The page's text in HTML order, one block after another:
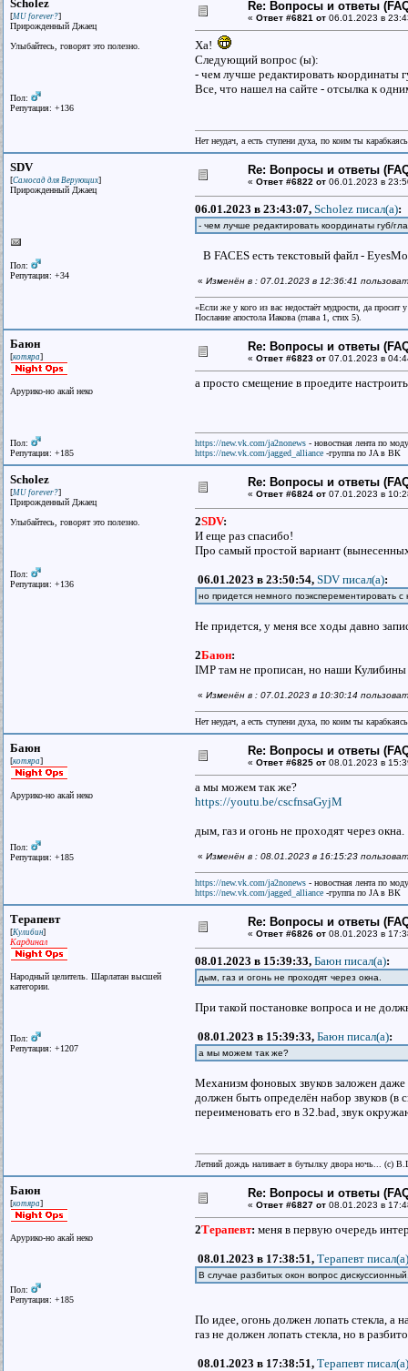
Scholez
[MU forever?]
Прирожденный Джаец
Улыбайтесь, говорят это полезно.
Пол:
Репутация: +136
Re: Вопросы и ответы
« Ответ #6821 от 06.01.2023 в
Ха!
Следующий вопрос (ы):
- чем лучше редактировать координаты
Все, что нашел на сайте - отсылка к
Нет неудач, а есть ступени духа, по коим ты
SDV
[Самосад для Верующих]
Прирожденный Джаец
Пол:
Репутация: +34
Re: Вопросы и ответы
« Ответ #6822 от 06.01.2023 в
06.01.2023 в 23:43:07, Scholez писал(a):
- чем лучше редактировать координаты губ/
В FACES есть текстовый файл -
« Изменён в : 07.01.2023 в 12:36:41
«Если же у кого из вас недостаёт мудрости, да
Послание апостола Иакова (глава 1, стих 5).
Баюн
[котяра]
Арурико-но акай неко
Пол:
Репутация: +185
Re: Вопросы и ответы
« Ответ #6823 от 07.01.2023 в
а просто смещение в проедите настроить
https://new.vk.com/ja2nonews - новостная лента по
https://new.vk.com/jagged_alliance -группа по JA в ВК
Scholez
[MU forever?]
Прирожденный Джаец
Улыбайтесь, говорят это полезно.
Пол:
Репутация: +136
Re: Вопросы и ответы
« Ответ #6824 от 07.01.2023 в
2SDV:
И еще раз спасибо!
Про самый простой вариант
06.01.2023 в 23:50:54, SDV писал(a):
но придется немного поэксперементировать
Не придется, у меня все ходы давно
2Баюн:
IMP там не прописан, но наши
« Изменён в : 07.01.2023 в 10:30:14
Нет неудач, а есть ступени духа, по коим ты
Баюн
[котяра]
Арурико-но акай неко
Пол:
Репутация: +185
Re: Вопросы и ответы
« Ответ #6825 от 08.01.2023 в
а мы можем так же?
https://youtu.be/cscfnsaGyjM
дым, газ и огонь не проходят через окна.
« Изменён в : 08.01.2023 в 16:15:23
https://new.vk.com/ja2nonews - новостная лента по
https://new.vk.com/jagged_alliance -группа по JA в ВК
Терапевт
[Кулибин]
Кардинал
Народный целитель. Шарлатан высшей
категории.
Пол:
Репутация: +1207
Re: Вопросы и ответы
« Ответ #6826 от 08.01.2023 в
08.01.2023 в 15:39:33, Баюн писал(a):
дым, газ и огонь не проходят через окна.
При такой постановке вопроса и не
08.01.2023 в 15:39:33, Баюн писал(a):
а мы можем так же?
Механизм фоновых звуков заложен даже
должен быть определён набор звуков (в
переименовать его в 32.bad, звук
Летний дождь наливает в бутылку двора ночь... (с)
Баюн
[котяра]
Арурико-но акай неко
Пол:
Репутация: +185
Re: Вопросы и ответы
« Ответ #6827 от 08.01.2023 в
2Терапевт: меня в первую очередь
08.01.2023 в 17:38:51, Терапевт писал(a)
В случае разбитых окон вопрос
По идее, огонь должен лопать стекла, а
газ не должен лопать стекла, но в
08.01.2023 в 17:38:51, Терапевт писал(a)